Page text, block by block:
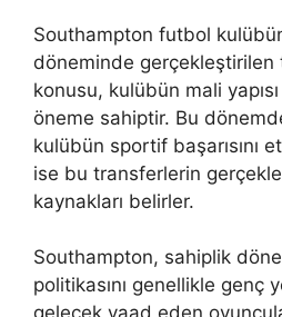
Southampton futbol
döneminde
konusu, kulübün mali
öneme sahiptir. Bu
kulübün sportif başarısını
ise bu transferlerin
kaynakları belirler.
Southampton, sahiplik
politikasını genellikle genç